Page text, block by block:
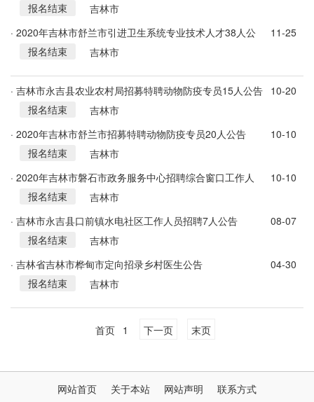
报名结束
吉林市
· 2020年吉林市舒兰市引进卫生系统专业技术人才38人公
11-25
报名结束
吉林市
· 吉林市永吉县农业农村局招募特聘动物防疫专员15人公告 10-20
报名结束
吉林市
· 2020年吉林市舒兰市招募特聘动物防疫专员20人公告
10-10
报名结束
吉林市
· 2020年吉林市磐石市政务服务中心招聘综合窗口工作人
员22人公告
10-10
报名结束
吉林市
· 吉林市永吉县口前镇水电社区工作人员招聘7人公告
08-07
报名结束
吉林市
· 吉林省吉林市桦甸市定向招录乡村医生公告
04-30
报名结束
吉林市
首页 1 下一页 末页
网站首页 关于本站 网站声明
联系方式